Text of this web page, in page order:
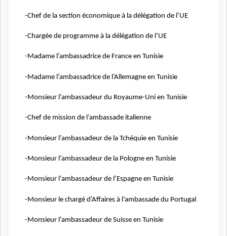
-Chef de la section économique à la délégation de l’UE
-Chargée de programme à la délégation de l’UE
-Madame l’ambassadrice de France en Tunisie
-Madame l’ambassadrice de l’Allemagne en Tunisie
-Monsieur l’ambassadeur du Royaume-Uni en Tunisie
-Chef de mission de l’ambassade italienne
-Monsieur l’ambassadeur de la Tchéquie en Tunisie
-Monsieur l’ambassadeur de la Pologne en Tunisie
-Monsieur l’ambassadeur de l’Espagne en Tunisie
-Monsieur le chargé d’Affaires à l’ambassade du Portugal
-Monsieur l’ambassadeur de Suisse en Tunisie